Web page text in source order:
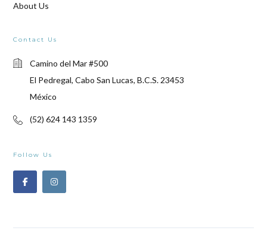
About Us
Contact Us
Camino del Mar #500
El Pedregal, Cabo San Lucas, B.C.S. 23453
México
(52) 624 143 1359
Follow Us